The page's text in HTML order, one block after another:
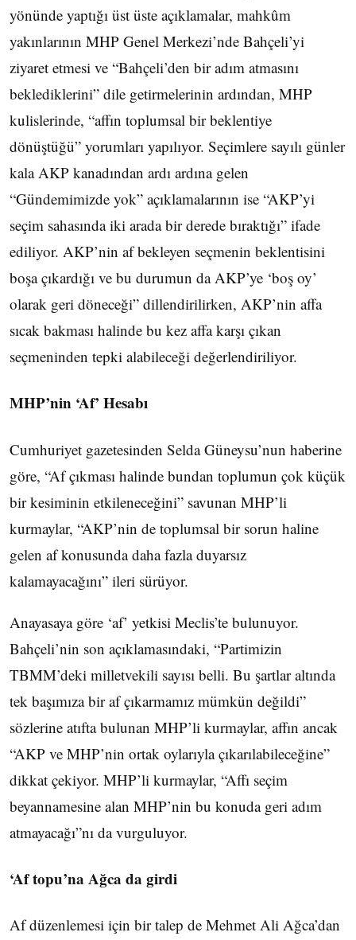
yönünde yaptığı üst üste açıklamalar, mahkûm
yakınlarının MHP Genel Merkezi’nde Bahçeli’yi
ziyaret etmesi ve “Bahçeli’den bir adım atmasını
beklediklerini” dile getirmelerinin ardından, MHP
kulislerinde, “affın toplumsal bir beklentiye
dönüştüğü” yorumları yapılıyor. Seçimlere sayılı günler
kala AKP kanadından ardı ardına gelen
“Gündemimizde yok” açıklamalarının ise “AKP’yi
seçim sahasında iki arada bir derede bıraktığı” ifade
ediliyor. AKP’nin af bekleyen seçmenin beklentisini
boşa çıkardığı ve bu durumun da AKP’ye ‘boş oy’
olarak geri döneceği” dillendirilirken, AKP’nin affa
sıcak bakması halinde bu kez affa karşı çıkan
seçmeninden tepki alabileceği değerlendiriliyor.
MHP’nin ‘Af’ Hesabı
Cumhuriyet gazetesinden Selda Güneysu’nun haberine
göre, “Af çıkması halinde bundan toplumun çok küçük
bir kesiminin etkileneceğini” savunan MHP’li
kurmaylar, “AKP’nin de toplumsal bir sorun haline
gelen af konusunda daha fazla duyarsız
kalamayacağını” ileri sürüyor.
Anayasaya göre ‘af’ yetkisi Meclis’te bulunuyor.
Bahçeli’nin son açıklamasındaki, “Partimizin
TBMM’deki milletvekili sayısı belli. Bu şartlar altında
tek başımıza bir af çıkarmamız mümkün değildi”
sözlerine atıfta bulunan MHP’li kurmaylar, affın ancak
“AKP ve MHP’nin ortak oylarıyla çıkarılabileceğine”
dikkat çekiyor. MHP’li kurmaylar, “Affı seçim
beyannamesine alan MHP’nin bu konuda geri adım
atmayacağı”nı da vurguluyor.
‘Af topu’na Ağca da girdi
Af düzenlemesi için bir talep de Mehmet Ali Ağca’dan